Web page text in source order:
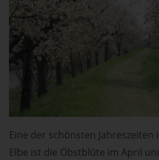
Eine der schönsten Jahreszeiten
Elbe ist die Obstblüte im April